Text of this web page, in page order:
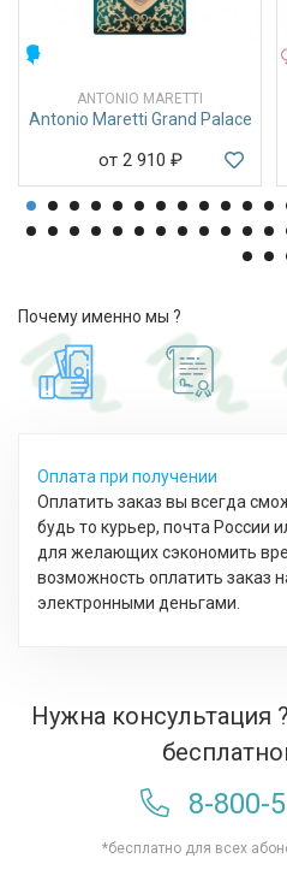
ANTONIO MARETTI
Antonio Maretti Grand Palace
от 2 910 ₽
Почему именно мы ?
Оплата при получении
Оплатить заказ вы всегда
будь то курьер, почта России
для желающих сэкономить
возможность оплатить заказ
электронными деньгами.
Нужна консультация
8-800-
*бесплатно для всех